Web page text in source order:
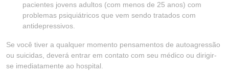
pacientes jovens adultos (com menos de 25 anos) com
problemas psiquiátricos que vem sendo tratados com
antidepressivos.
Se você tiver a qualquer momento pensamentos de autoagressão
ou suicidas, deverá entrar em contato com seu médico ou dirigir-
se imediatamente ao hospital.